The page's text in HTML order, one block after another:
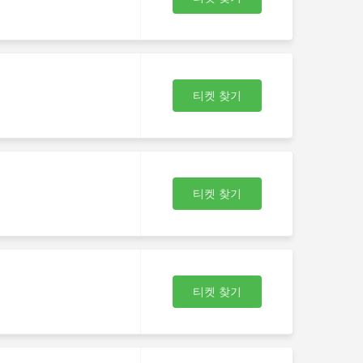
티켓 찾기
티켓 찾기
티켓 찾기